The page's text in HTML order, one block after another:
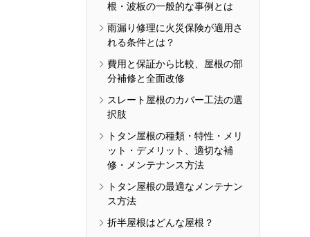
根・波板の一般的な事例とは
雨漏り修理に火災保険が適用さ
れる条件とは？
費用と保証から比較、屋根の部
分補修と全面改修
スレート屋根のカバー工法の選
択肢
トタン屋根の種類・特性・メリ
ット・デメリット、適切な補
修・メンテナンス方法
トタン屋根の最適なメンテナン
ス方法
折半屋根はどんな屋根？